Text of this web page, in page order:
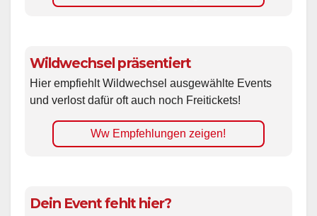
Wildwechsel präsentiert
Hier empfiehlt Wildwechsel ausgewählte Events
und verlost dafür oft auch noch Freitickets!
Ww Empfehlungen zeigen!
Dein Event fehlt hier?